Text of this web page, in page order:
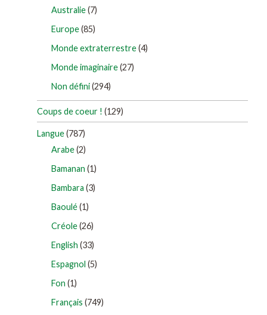
Australie(7)
Europe(85)
Monde extraterrestre(4)
Monde imaginaire(27)
Non défini(294)
Coups de coeur ! (129)
Langue(787)
Arabe(2)
Bamanan (1)
Bambara (3)
Baoulé(1)
Créole(26)
English (33)
Espagnol (5)
Fon (1)
Français (749)